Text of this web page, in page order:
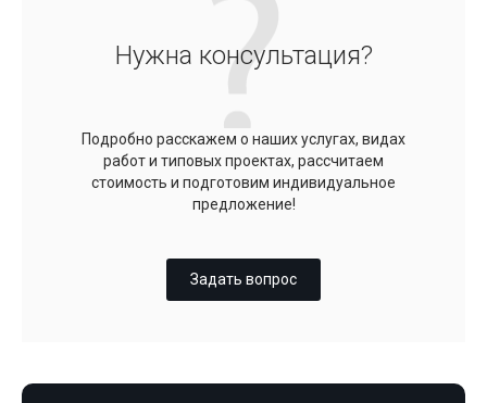
Нужна консультация?
Подробно расскажем о наших услугах, видах
работ и типовых проектах, рассчитаем
стоимость и подготовим индивидуальное
предложение!
Задать вопрос